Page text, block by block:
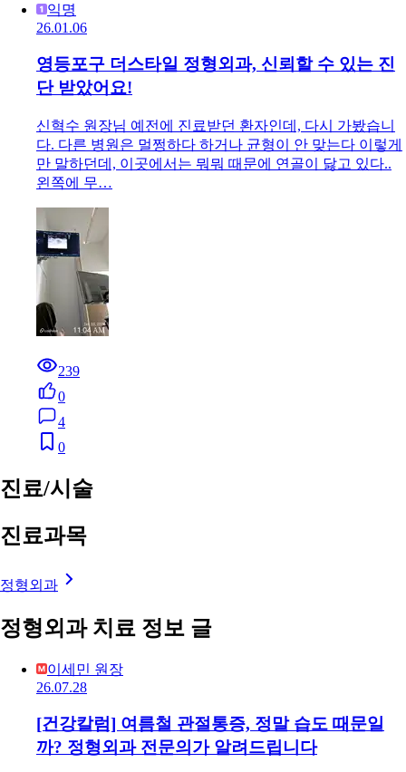
익명
26.01.06
영등포구 더스타일 정형외과, 신뢰할 수 있는 진
단 받았어요!
신혁수 원장님 예전에 진료받던 환자인데, 다시 가봤습니
다. 다른 병원은 멀쩡하다 하거나 균형이 안 맞는다 이렇게
만 말하던데, 이곳에서는 뭐뭐 때문에 연골이 닳고 있다..
왼쪽에 무…
239
0
4
0
진료/시술
진료과목
정형외과
정형외과 치료 정보 글
이세민 원장
26.07.28
[건강칼럼] 여름철 관절통증, 정말 습도 때문일
까? 정형외과 전문의가 알려드립니다